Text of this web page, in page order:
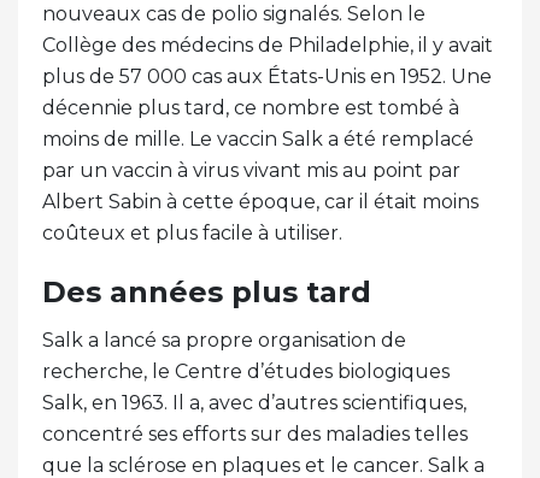
nouveaux cas de polio signalés. Selon le
Collège des médecins de Philadelphie, il y avait
plus de 57 000 cas aux États-Unis en 1952. Une
décennie plus tard, ce nombre est tombé à
moins de mille. Le vaccin Salk a été remplacé
par un vaccin à virus vivant mis au point par
Albert Sabin à cette époque, car il était moins
coûteux et plus facile à utiliser.
Des années plus tard
Salk a lancé sa propre organisation de
recherche, le Centre d’études biologiques
Salk, en 1963. Il a, avec d’autres scientifiques,
concentré ses efforts sur des maladies telles
que la sclérose en plaques et le cancer. Salk a